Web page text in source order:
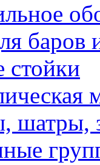
баров
стойки
шатры,